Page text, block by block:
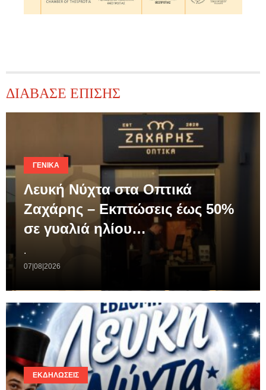
ΔΙΑΒΑΣΕ ΕΠΙΣΗΣ
ΓΕΝΙΚΆ
Λευκή Νύχτα στα Οπτικά
Ζαχάρης – Εκπτώσεις έως 50%
σε γυαλιά ηλίου…
.
07|08|2026
ΕΚΔΗΛΏΣΕΙΣ